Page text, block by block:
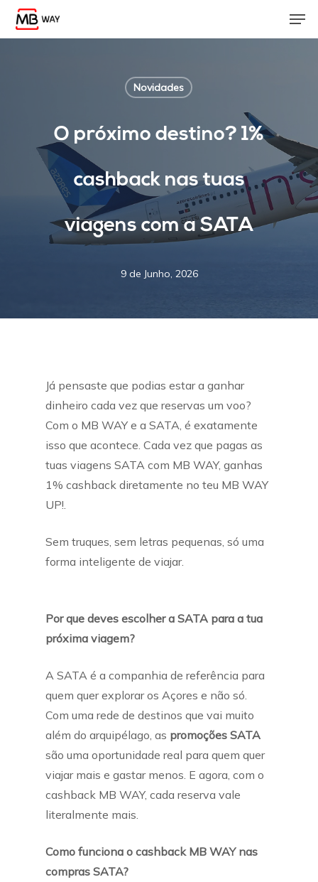
Skip
Novidades
O próximo destino? 1%
cashback nas tuas
viagens com a SATA
9 de Junho, 2026
Já pensaste que podias estar a ganhar
dinheiro cada vez que reservas um voo?
Com o MB WAY e a SATA, é exatamente
isso que acontece. Cada vez que pagas as
tuas viagens SATA com MB WAY, ganhas
1% cashback diretamente no teu MB WAY
UP!.
Sem truques, sem letras pequenas, só uma
forma inteligente de viajar.
Por que deves escolher a SATA para a tua
próxima viagem?
A SATA é a companhia de referência para
quem quer explorar os Açores e não só.
Com uma rede de destinos que vai muito
além do arquipélago, as promoções SATA
são uma oportunidade real para quem quer
viajar mais e gastar menos. E agora, com o
cashback MB WAY, cada reserva vale
literalmente mais.
Como funciona o cashback MB WAY nas
compras SATA?